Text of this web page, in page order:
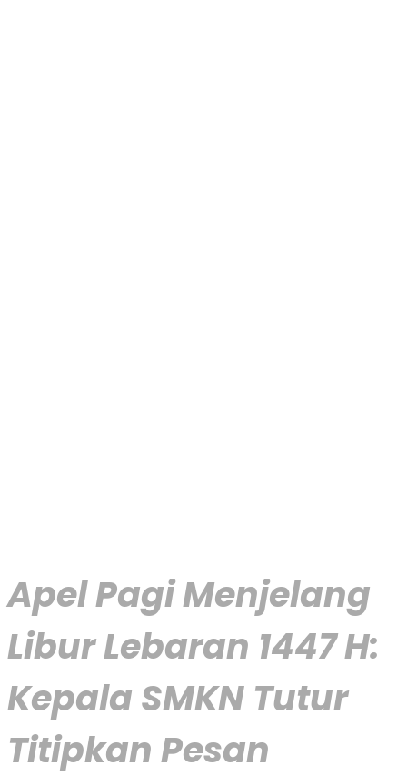
Apel Pagi Menjelang
Libur Lebaran 1447 H:
Kepala SMKN Tutur
Titipkan Pesan